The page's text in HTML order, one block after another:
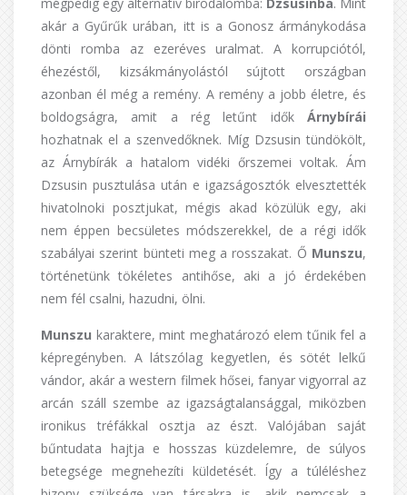
akár a Gyűrűk urában, itt is a Gonosz ármánykodása
dönti romba az ezeréves uralmat. A korrupciótól,
éhezéstől, kizsákmányolástól sújtott országban
azonban él még a remény. A remény a jobb életre, és
boldogságra, amit a rég letűnt idők Árnybírái
hozhatnak el a szenvedőknek. Míg Dzsusin tündökölt,
az Árnybírák a hatalom vidéki őrszemei voltak. Ám
Dzsusin pusztulása után e igazságosztók elvesztették
hivatolnoki posztjukat, mégis akad közülük egy, aki
nem éppen becsületes módszerekkel, de a régi idők
szabályai szerint bünteti meg a rosszakat. Ő Munszu,
történetünk tökéletes antihőse, aki a jó érdekében
nem fél csalni, hazudni, ölni.
Munszu karaktere, mint meghatározó elem tűnik fel a
képregényben. A látszólag kegyetlen, és sötét lelkű
vándor, akár a western filmek hősei, fanyar vigyorral az
arcán száll szembe az igazságtalansággal, miközben
ironikus tréfákkal osztja az észt. Valójában saját
bűntudata hajtja e hosszas küzdelemre, de súlyos
betegsége megnehezíti küldetését. Így a túléléshez